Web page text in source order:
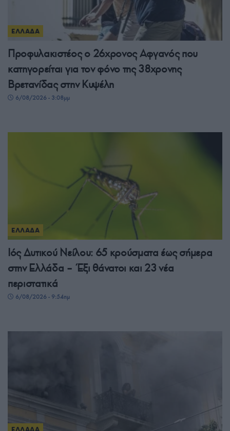
ΕΛΛΑΔΑ
Προφυλακιστέος ο 26χρονος Αφγανός που
κατηγορείται για τον φόνο της 38χρονης
Βρετανίδας στην Κυψέλη
6/08/2026 - 3:08μμ
ΕΛΛΑΔΑ
Ιός Δυτικού Νείλου: 65 κρούσματα έως σήμερα
στην Ελλάδα – Έξι θάνατοι και 23 νέα
περιστατικά
6/08/2026 - 9:54πμ
ΕΛΛΑΔΑ